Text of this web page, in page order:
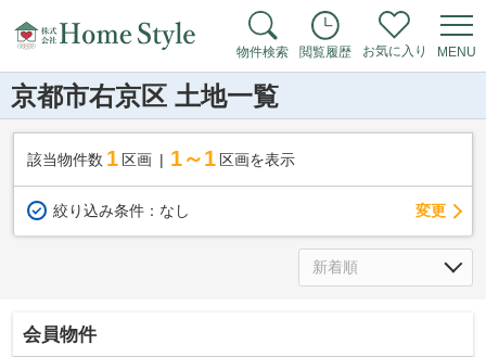
物件検索 閲覧履歴 お気に入り MENU
京都市右京区 土地一覧
該当物件数 1 区画 1～1 区画を表示
絞り込み条件： なし 変更
会員物件